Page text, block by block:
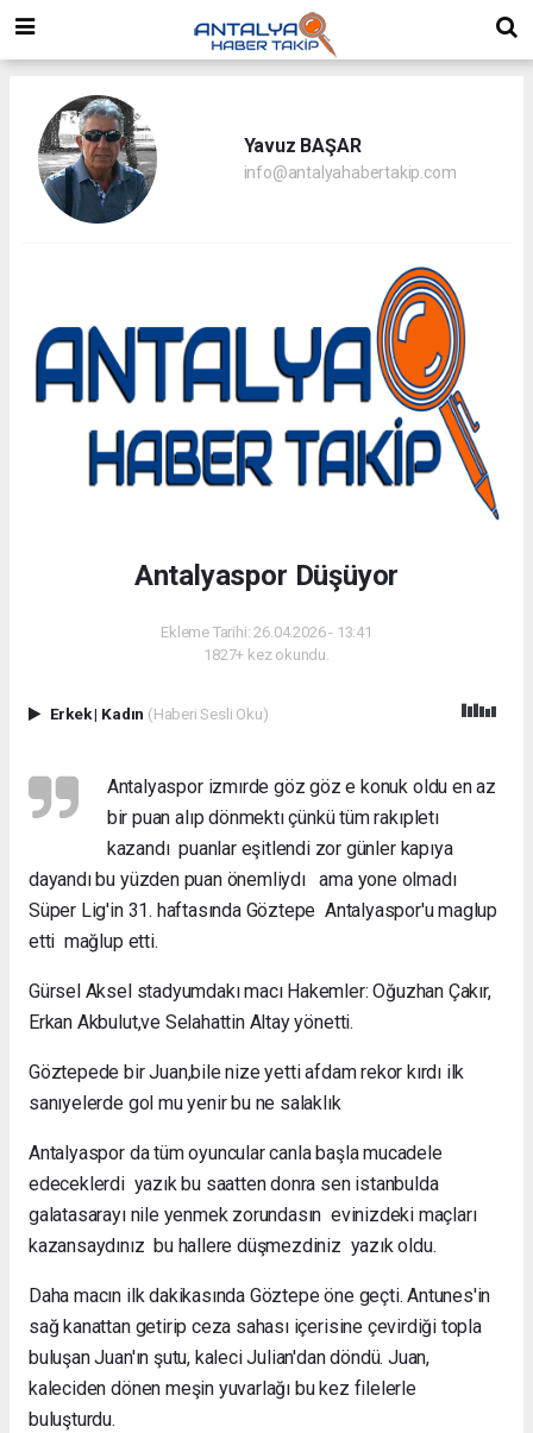
Yavuz BAŞAR
info@antalyahabertakip.com
Antalyaspor Düşüyor
Ekleme Tarihi: 26.04.2026 - 13:41
1827+ kez okundu.
Erkek| Kadın (Haberi Sesli Oku)
Antalyaspor izmırde göz göz e konuk oldu en az
bir puan alıp dönmektı çünkü tüm rakıpletı
kazandı puanlar eşitlendi zor günler kapıya
dayandı bu yüzden puan önemliydı ama yone olmadı
Süper Lig'in 31. haftasında Göztepe Antalyaspor'u maglup
etti mağlup etti.
Gürsel Aksel stadyumdakı macı Hakemler: Oğuzhan Çakır,
Erkan Akbulut,ve Selahattin Altay yönetti.
Göztepede bir Juan,bile nize yetti afdam rekor kırdı ilk
sanıyelerde gol mu yenir bu ne salaklık
Antalyaspor da tüm oyuncular canla başla mucadele
edeceklerdi yazık bu saatten donra sen istanbulda
galatasarayı nile yenmek zorundasın evinizdeki maçları
kazansaydınız bu hallere düşmezdiniz yazık oldu.
Daha macın ilk dakikasında Göztepe öne geçti. Antunes'in
sağ kanattan getirip ceza sahası içerisine çevirdiği topla
buluşan Juan'ın şutu, kaleci Julian'dan döndü. Juan,
kaleciden dönen meşin yuvarlağı bu kez filelerle
buluşturdu.